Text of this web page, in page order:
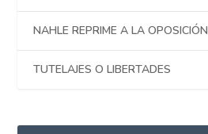
NAHLE REPRIME A LA OPOSICIÓN
TUTELAJES O LIBERTADES